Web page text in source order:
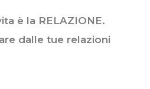
è la RELAZIONE.
dalle tue relazioni